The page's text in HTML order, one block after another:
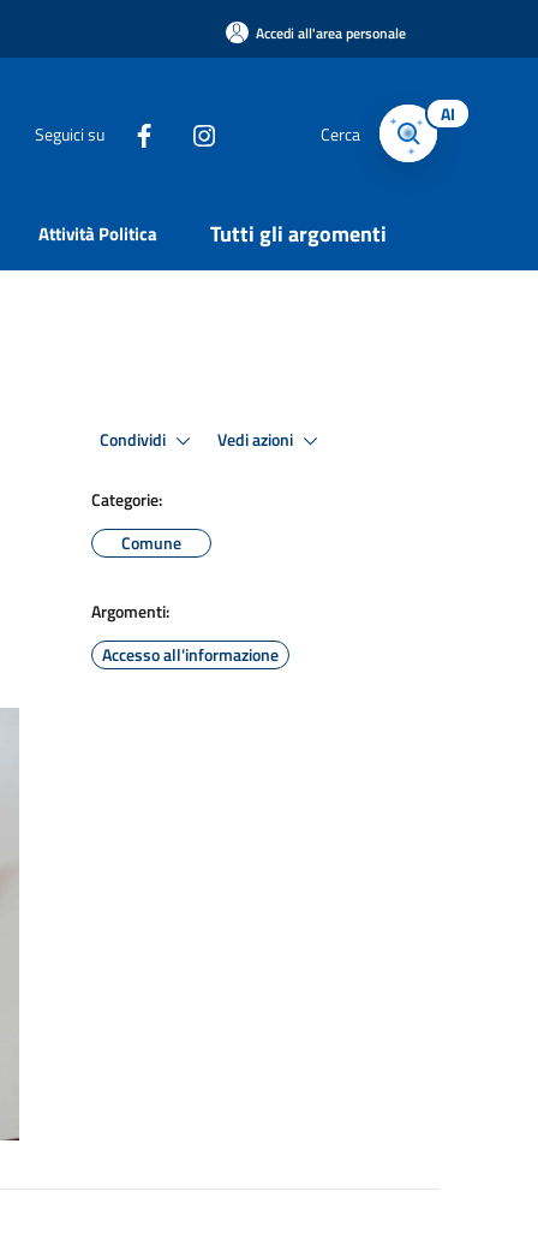
Accedi all'area personale
Seguici su Cerca
AI
Attività Politica Tutti gli argomenti
Condividi Vedi azioni
Categorie:
Comune
Argomenti:
Accesso all'informazione